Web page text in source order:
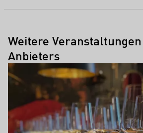
Weitere
Anbieters
Mehr erfahren